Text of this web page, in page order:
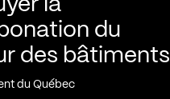
la
du
des bâtiments
du Québec